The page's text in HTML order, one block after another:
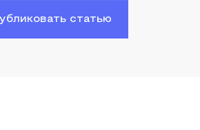
статью